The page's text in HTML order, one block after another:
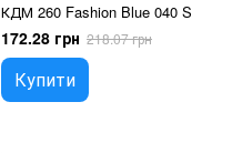
КДМ 260 Fashion Blue 040 S
172.28 грн 218.07 грн
Купити